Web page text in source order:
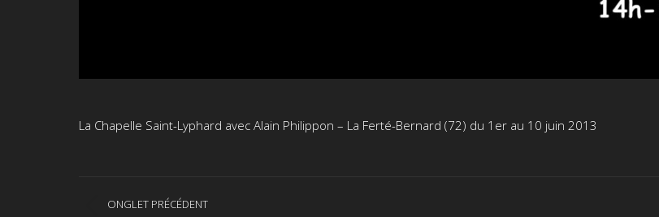
La Chapelle Saint-Lyphard avec Alain Philippon – La Ferté-Bernard (72) du 1er au 10 juin 2013
Navigation
ONGLET PRÉCÉDENT